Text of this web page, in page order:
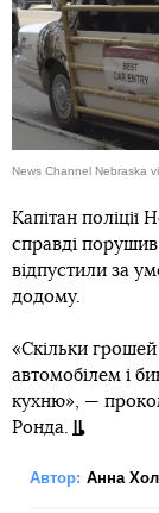
News Channel Nebraska
Капітан
справді
відпустили за
додому.
«Скільки грошей
автомобілем і
кухню», —
Ронда.
Автор: Анна